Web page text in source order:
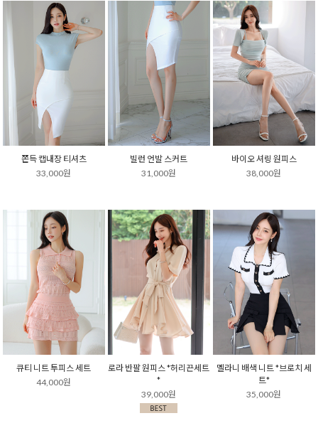
쫀득 캡내장 티셔츠
33,000원
빌런 언발 스커트
31,000원
바이오 셔링 원피스
38,000원
큐티 니트 투피스 세트
44,000원
로라 반팔 원피스 *허리끈세트
*
39,000원
멜라니 배색 니트 *브로치 세
트*
35,000원